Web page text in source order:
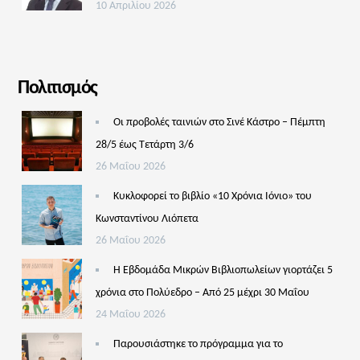
10 Απριλίου 2026
Πολιτισμός
Οι προβολές ταινιών στο Σινέ Κάστρο – Πέμπτη
28/5 έως Τετάρτη 3/6
26 Μαΐου 2026
Κυκλοφορεί το βιβλίο «10 Χρόνια Ιόνιο» του
Κωνσταντίνου Λιόπετα
26 Μαΐου 2026
Η Εβδομάδα Μικρών Βιβλιοπωλείων γιορτάζει 5
χρόνια στο Πολύεδρο – Από 25 μέχρι 30 Μαΐου
24 Μαΐου 2026
Παρουσιάστηκε το πρόγραμμα για το